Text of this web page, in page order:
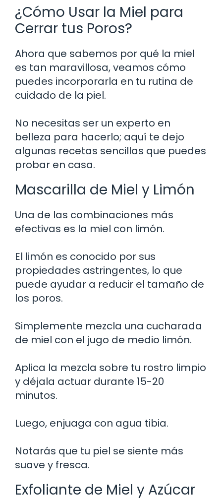
¿Cómo Usar la Miel para
Cerrar tus Poros?
Ahora que sabemos por qué la miel
es tan maravillosa, veamos cómo
puedes incorporarla en tu rutina de
cuidado de la piel.
No necesitas ser un experto en
belleza para hacerlo; aquí te dejo
algunas recetas sencillas que puedes
probar en casa.
Mascarilla de Miel y Limón
Una de las combinaciones más
efectivas es la miel con limón.
El limón es conocido por sus
propiedades astringentes, lo que
puede ayudar a reducir el tamaño de
los poros.
Simplemente mezcla una cucharada
de miel con el jugo de medio limón.
Aplica la mezcla sobre tu rostro limpio
y déjala actuar durante 15-20
minutos.
Luego, enjuaga con agua tibia.
Notarás que tu piel se siente más
suave y fresca.
Exfoliante de Miel y Azúcar